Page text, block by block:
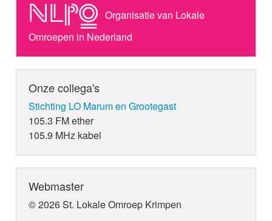
Organisatie van Lokale
Omroepen in Nederland
Onze collega's
Stichting LO Marum en Grootegast
105.3 FM ether
105.9 MHz kabel
Webmaster
© 2026 St. Lokale Omroep Krimpen